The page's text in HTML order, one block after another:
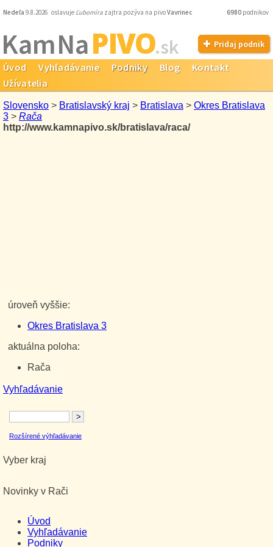
Nedeľa 9.8.2026 oslavuje Ľubomíra zajtra pozýva na pivoVavrinec 6980 podnikov
Kam NaPIVO.sk Pridaj podnik
Úvod Vyhľadávanie Podniky Blog
Kontakt
Užívatelia
Slovensko > Bratislavský kraj > Bratislava > Okres Bratislava
3 > Rača
Vyhľadávanie
Rozšírené výhľadávanie
Vyber kraj
Novinky v Rači
http://www.kamnapivo.sk/bratislava/raca/
úroveň vyššie:
Okres Bratislava 3
aktuálna poloha:
Rača
Úvod
Vyhľadávanie
Podniky